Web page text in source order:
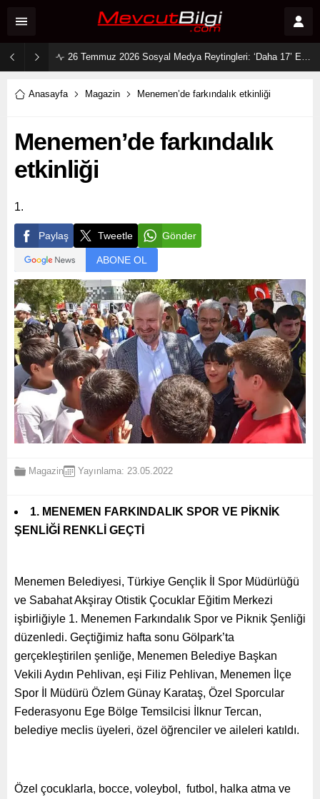
26 Temmuz 2026 Sosyal Medya Reytingleri: ‘Daha 17’ Ekranları ve Dijitali Nasıl Fethetti?
Anasayfa Magazin Menemen’de farkındalık etkinliği
Menemen’de farkındalık
etkinliği
1.
Paylaş Tweetle Gönder
ABONE OL
Magazin Yayınlama: 23.05.2022
1. MENEMEN FARKINDALIK SPOR VE PİKNİK
ŞENLİĞİ RENKLİ GEÇTİ
Menemen Belediyesi, Türkiye Gençlik İl Spor Müdürlüğü
ve Sabahat Akşiray Otistik Çocuklar Eğitim Merkezi
işbirliğiyle 1. Menemen Farkındalık Spor ve Piknik Şenliği
düzenledi. Geçtiğimiz hafta sonu Gölpark’ta
gerçekleştirilen şenliğe, Menemen Belediye Başkan
Vekili Aydın Pehlivan, eşi Filiz Pehlivan, Menemen İlçe
Spor İl Müdürü Özlem Günay Karataş, Özel Sporcular
Federasyonu Ege Bölge Temsilcisi İlknur Tercan,
belediye meclis üyeleri, özel öğrenciler ve aileleri katıldı.
Özel çocuklarla, bocce, voleybol, futbol, halka atma ve